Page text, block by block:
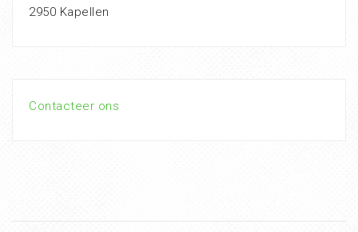
2950 Kapellen
Contacteer ons